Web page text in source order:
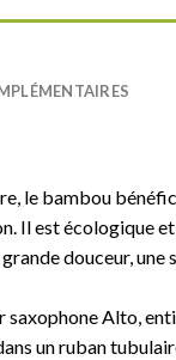
le bambou
Il est écologique
douceur, une
saxophone Alto,
un ruban